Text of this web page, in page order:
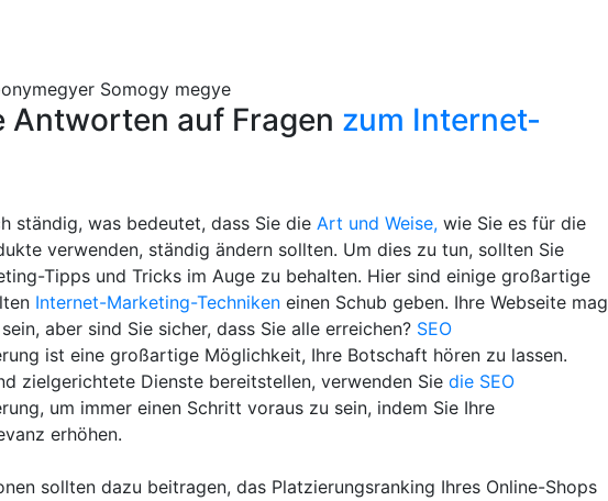
Somogy megye
Antworten auf Fragen zum Internet-
ständig, was bedeutet, dass Sie die Art und Weise, wie Sie es für die
verwenden, ständig ändern sollten. Um dies zu tun, sollten Sie
Tipps und Tricks im Auge zu behalten. Hier sind einige großartige
Internet-Marketing-Techniken einen Schub geben. Ihre Webseite mag
aber sind Sie sicher, dass Sie alle erreichen? SEO
ist eine großartige Möglichkeit, Ihre Botschaft hören zu lassen.
zielgerichtete Dienste bereitstellen, verwenden Sie die SEO
um immer einen Schritt voraus zu sein, indem Sie Ihre
erhöhen.
sollten dazu beitragen, das Platzierungsranking Ihres Online-Shops